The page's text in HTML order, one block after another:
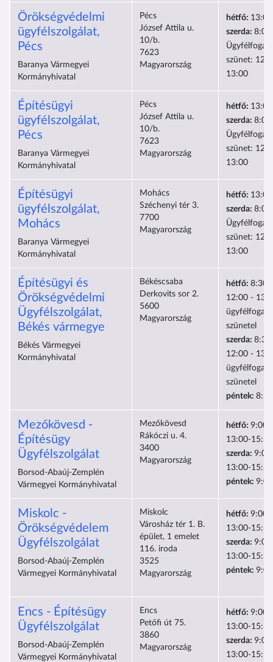
Örökségvédelmi
ügyfélszolgálat,
Pécs
Baranya Vármegyei
Kormányhivatal
Pécs
József Attila u.
10/b.
7623
Magyarország
hétfő:
szerda:
szünet:
13:00
Építésügyi
ügyfélszolgálat,
Pécs
Baranya Vármegyei
Kormányhivatal
Pécs
József Attila u.
10/b.
7623
Magyarország
hétfő:
szerda:
szünet:
13:00
Építésügyi
ügyfélszolgálat,
Mohács
Baranya Vármegyei
Kormányhivatal
Mohács
Széchenyi tér 3.
7700
Magyarország
hétfő:
szerda:
szünet:
13:00
Építésügyi és
Örökségvédelmi
Ügyfélszolgálat,
Békés vármegye
Békés Vármegyei
Kormányhivatal
Békéscsaba
Derkovits sor 2.
5600
Magyarország
hétfő: 8:30-
12:00 -
szünetel
szerda:
12:00 -
szünetel
péntek:
Mezőkövesd -
Építésügy
Ügyfélszolgálat
Borsod-Abaúj-Zemplén
Vármegyei Kormányhivatal
Mezőkövesd
Rákóczi u. 4.
3400
Magyarország
hétfő: 9:00-
13:00-15:30
szerda:
13:00-15:30
péntek:
Miskolc -
Örökségvédelem
Ügyfélszolgálat
Borsod-Abaúj-Zemplén
Vármegyei Kormányhivatal
Miskolc
Városház tér 1. B.
épület, 1 emelet
116. iroda
3525
Magyarország
hétfő: 9:00-
13:00-15:30
szerda:
13:00-15:30
péntek:
Encs - Építésügy
Ügyfélszolgálat
Borsod-Abaúj-Zemplén
Vármegyei Kormányhivatal
Encs
Petőfi út 75.
3860
Magyarország
hétfő: 9:00-
13:00-15:30
szerda:
13:00-15:30